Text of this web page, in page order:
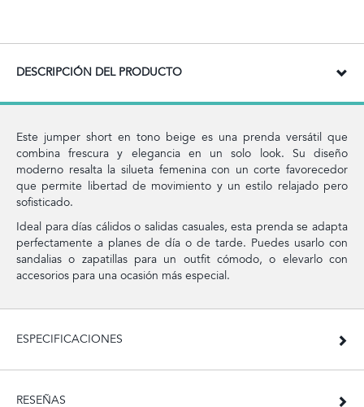
DESCRIPCIÓN DEL PRODUCTO
Este jumper short en tono beige es una prenda versátil que
combina frescura y elegancia en un solo look. Su diseño
moderno resalta la silueta femenina con un corte favorecedor
que permite libertad de movimiento y un estilo relajado pero
sofisticado.
Ideal para días cálidos o salidas casuales, esta prenda se adapta
perfectamente a planes de día o de tarde. Puedes usarlo con
sandalias o zapatillas para un outfit cómodo, o elevarlo con
accesorios para una ocasión más especial.
ESPECIFICACIONES
RESEÑAS